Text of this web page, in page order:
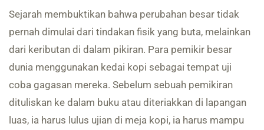
Sejarah membuktikan bahwa perubahan besar tidak
pernah dimulai dari tindakan fisik yang buta, melainkan
dari keributan di dalam pikiran. Para pemikir besar
dunia menggunakan kedai kopi sebagai tempat uji
coba gagasan mereka. Sebelum sebuah pemikiran
dituliskan ke dalam buku atau diteriakkan di lapangan
luas, ia harus lulus ujian di meja kopi, ia harus mampu